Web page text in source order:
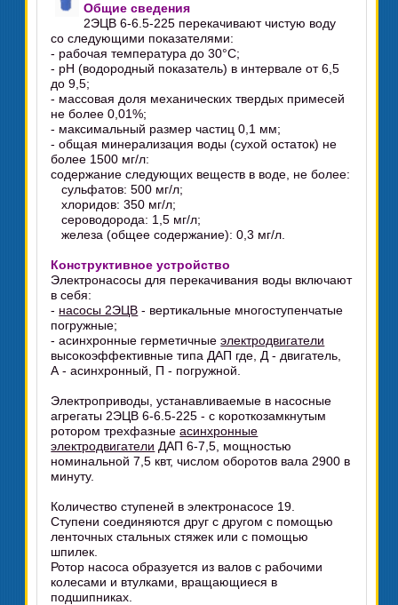
Общие сведения
2ЭЦВ 6-6.5-225 перекачивают чистую воду
со следующими показателями:
- рабочая температура до 30°C;
- pH (водородный показатель) в интервале от 6,5
до 9,5;
- массовая доля механических твердых примесей
не более 0,01%;
- максимальный размер частиц 0,1 мм;
- общая минерализация воды (сухой остаток) не
более 1500 мг/л:
содержание следующих веществ в воде, не более:
сульфатов: 500 мг/л;
хлоридов: 350 мг/л;
сероводорода: 1,5 мг/л;
железа (общее содержание): 0,3 мг/л.
Конструктивное устройство
Электронасосы для перекачивания воды включают
в себя:
- насосы 2ЭЦВ - вертикальные многоступенчатые
погружные;
- асинхронные герметичныеэлектродвигатели
высокоэффективные типа ДАП где, Д - двигатель,
А - асинхронный, П - погружной.
Электроприводы, устанавливаемые в насосные
агрегаты 2ЭЦВ 6-6.5-225 - с короткозамкнутым
ротором трехфазныеасинхронные
электродвигатели ДАП 6-7,5, мощностью
номинальной 7,5 квт, числом оборотов вала 2900 в
минуту.
Количество ступеней в электронасосе 19.
Ступени соединяются друг с другом с помощью
ленточных стальных стяжек или с помощью
шпилек.
Ротор насоса образуется из валов с рабочими
колесами и втулками, вращающиеся в
подшипниках.